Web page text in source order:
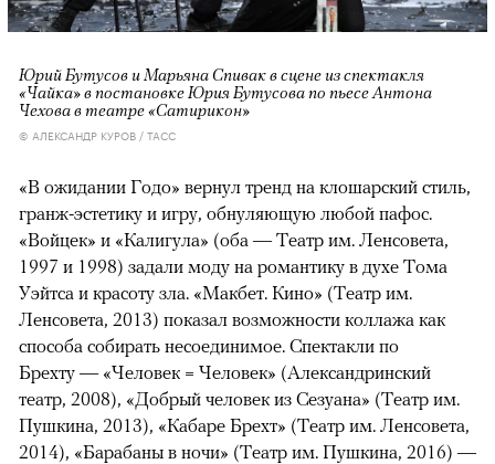
Юрий Бутусов и Марьяна Спивак в сцене из спектакля
«Чайка» в постановке Юрия Бутусова по пьесе Антона
Чехова в театре «Сатирикон»
© АЛЕКСАНДР КУРОВ / ТАСС
«В ожидании Годо» вернул тренд на клошарский стиль,
гранж-эстетику и игру, обнуляющую любой пафос.
«Войцек» и «Калигула» (оба — Театр им. Ленсовета,
1997 и 1998) задали моду на романтику в духе Тома
Уэйтса и красоту зла. «Макбет. Кино» (Театр им.
Ленсовета, 2013) показал возможности коллажа как
способа собирать несоединимое. Спектакли по
Брехту — «Человек = Человек» (Александринский
театр, 2008), «Добрый человек из Сезуана» (Театр им.
Пушкина, 2013), «Кабаре Брехт» (Театр им. Ленсовета,
2014), «Барабаны в ночи» (Театр им. Пушкина, 2016) —